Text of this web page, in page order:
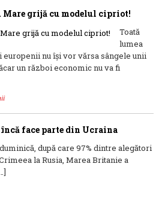
Mare grijă cu modelul cipriot!
Toată
lumea
europenii nu își vor vărsa sângele unii
un război economic nu va fi
face parte din Ucraina
după care 97% dintre alegători
la Rusia, Marea Britanie a